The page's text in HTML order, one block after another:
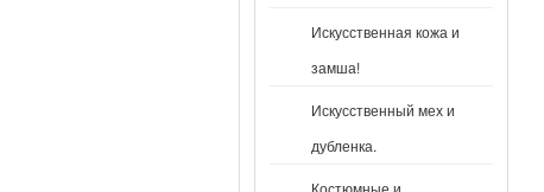
Искусственная кожа и
замша!
Искусственный мех и
дубленка.
Костюмные и